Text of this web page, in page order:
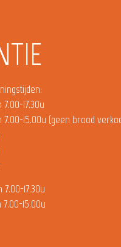
17.30u
7.00-15.00u (geen brood
17.30u
15.00u